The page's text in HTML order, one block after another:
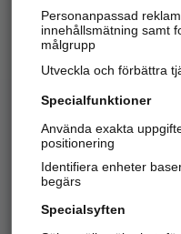
Hitta telefonnummer,
Personanpassad
innehållsmätning samt
målgrupp
Utveckla och förbättra
Specialfunktioner
Använda exakta
positionering
Identifiera enheter
begärs
Specialsyften